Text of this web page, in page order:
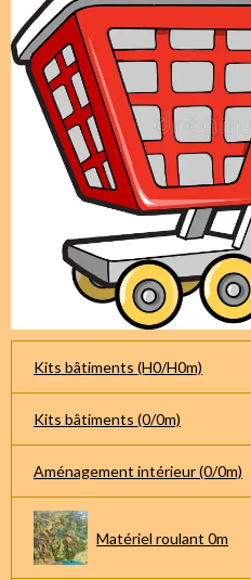
Kits bâtiments (H0/H0m)
Kits bâtiments (0/0m)
Aménagement intérieur (0/0m)
Matériel roulant 0m